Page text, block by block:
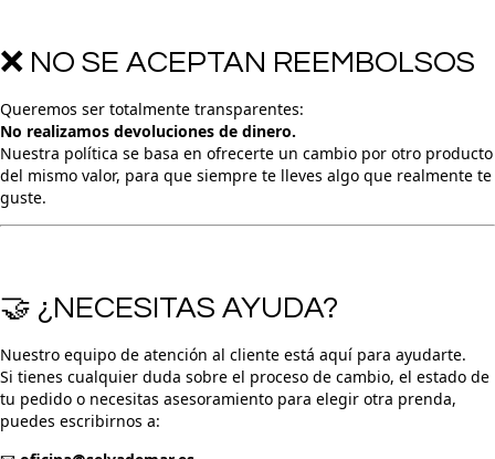
❌ NO SE ACEPTAN REEMBOLSOS
Queremos ser totalmente transparentes:
No realizamos devoluciones de dinero.
Nuestra política se basa en ofrecerte un cambio por otro producto
del mismo valor, para que siempre te lleves algo que realmente te
guste.
🤝 ¿NECESITAS AYUDA?
Nuestro equipo de atención al cliente está aquí para ayudarte.
Si tienes cualquier duda sobre el proceso de cambio, el estado de
tu pedido o necesitas asesoramiento para elegir otra prenda,
puedes escribirnos a: